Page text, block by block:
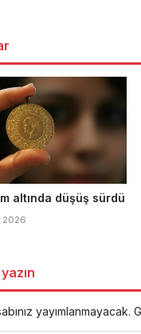
altında düşüş sürdü
2026
yayımlanmayacak.